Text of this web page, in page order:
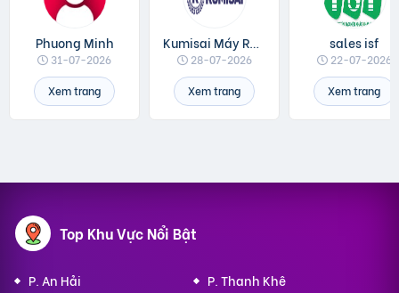
Phuong Minh
31-07-2026
Xem trang
Kumisai Máy Rửa Xe
28-07-2026
Xem trang
sales isf
22-07-2026
Xem trang
Top Khu Vực Nổi Bật
P. An Hải
P. Thanh Khê